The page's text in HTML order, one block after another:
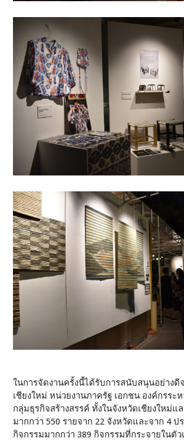
ในการจัดงานครั้งนี้ได้รับการสนับสนุนอย่างดี
เชียงใหม่ หน่วยงานภาครัฐ เอกชน องค์กรระ
กลุ่มธุรกิจสร้างสรรค์ ทั้งในจังหวัดเชียงใหม่แ
มากกว่า 550 รายจาก 22 จังหวัดและจาก 4 ป
กิจกรรมมากกว่า 389 กิจกรรมที่กระจายในตัว